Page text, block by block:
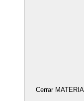
Cerrar